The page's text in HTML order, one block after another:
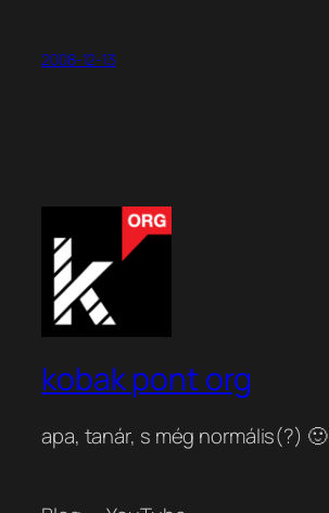
2008-12-13
kobak pont org
apa, tanár, s még normális(?) 🙂